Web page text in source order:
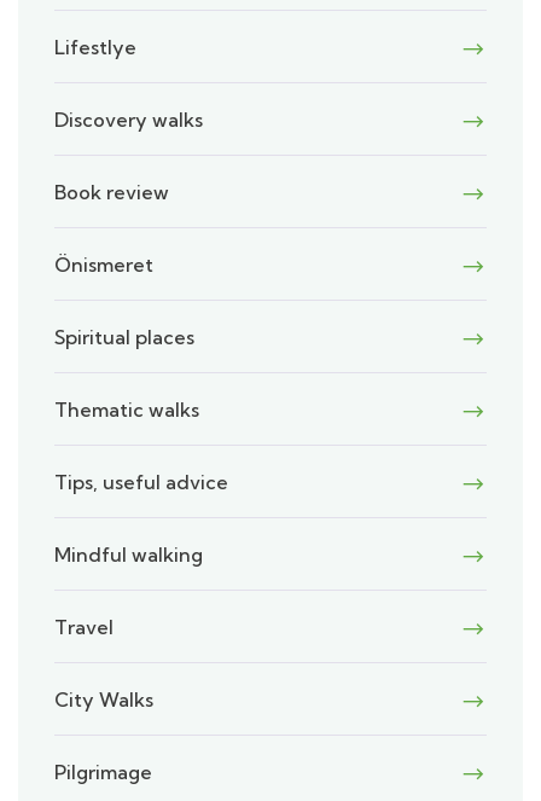
Lifestlye
Discovery walks
Book review
Önismeret
Spiritual places
Thematic walks
Tips, useful advice
Mindful walking
Travel
City Walks
Pilgrimage